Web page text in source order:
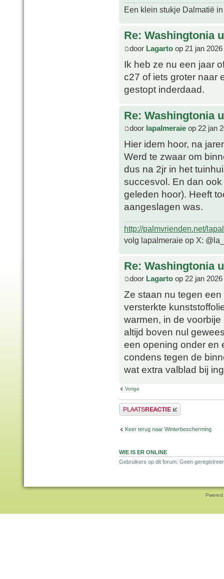
Een klein stukje Dalmatië
Re: Washingtonia
door Lagarto op 21 jan
Ik heb ze nu een jaar
c27 of iets groter naar
gestopt inderdaad.
Re: Washingtonia
door lapalmeraie op 22 jan
Hier idem hoor, na
Werd te zwaar om
dus na 2jr in het
succesvol. En dan
geleden hoor). Heeft
aangeslagen was.
http://palmvrienden.net/
volg lapalmeraie op X:
Re: Washingtonia
door Lagarto op 22 jan 2026
Ze staan nu tegen
versterkte
warmen, in de
altijd boven nul
een opening onder en
condens tegen de
wat extra valblad bij
Vorige
Plaats een reactie
Keer terug naar Winterbescherming
WIE IS ER ONLINE
Gebruikers op dit forum: Geen